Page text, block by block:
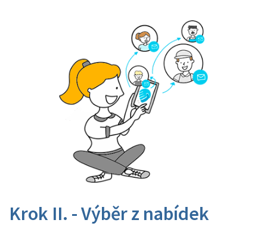
Krok II. - Výběr z nabídek